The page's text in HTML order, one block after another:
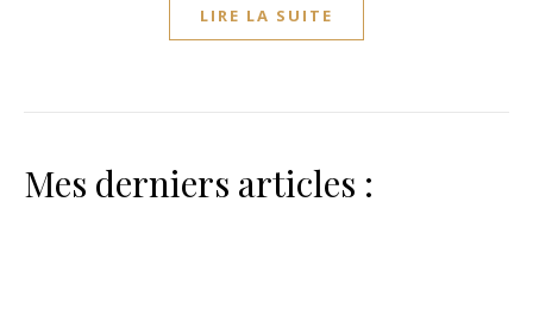
LIRE LA SUITE
Mes derniers articles :